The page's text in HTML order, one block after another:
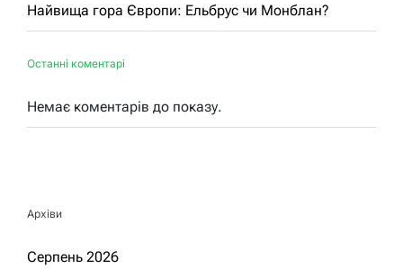
Найвища гора Європи: Ельбрус чи Монблан?
Останні коментарі
Немає коментарів до показу.
Архіви
Серпень 2026